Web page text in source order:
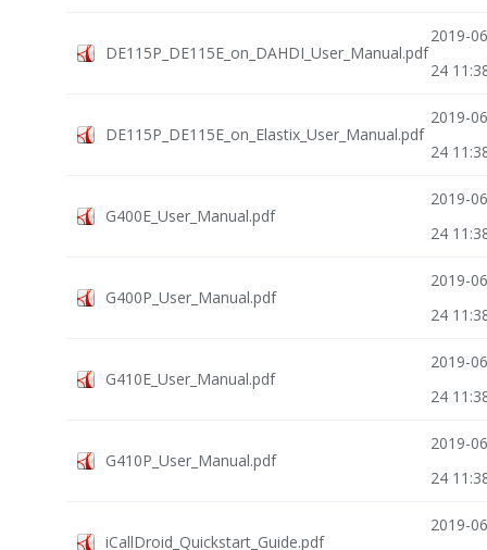
DE115P_DE115E_on_DAHDI_User_Manual.pdf
2019-
24
DE115P_DE115E_on_Elastix_User_Manual.pdf
2019-
24
G400E_User_Manual.pdf
2019-
24
G400P_User_Manual.pdf
2019-
24
G410E_User_Manual.pdf
2019-
24
G410P_User_Manual.pdf
2019-
24
iCallDroid_Quickstart_Guide.pdf
2019-